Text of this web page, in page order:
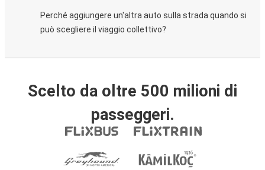
Perché aggiungere un'altra auto sulla strada quando si
può scegliere il viaggio collettivo?
Scelto da oltre 500 milioni di
passeggeri.